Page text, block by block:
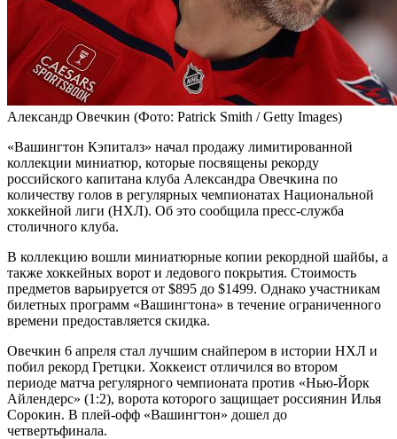
Александр Овечкин (Фото: Patrick Smith / Getty Images)
«Вашингтон Кэпиталз» начал продажу лимитированной
коллекции миниатюр, которые посвящены рекорду
российского капитана клуба Александра Овечкина по
количеству голов в регулярных чемпионатах Национальной
хоккейной лиги (НХЛ). Об это сообщила пресс-служба
столичного клуба.
В коллекцию вошли миниатюрные копии рекордной шайбы, а
также хоккейных ворот и ледового покрытия. Стоимость
предметов варьируется от $895 до $1499. Однако участникам
билетных программ «Вашингтона» в течение ограниченного
времени предоставляется скидка.
Овечкин 6 апреля стал лучшим снайпером в истории НХЛ и
побил рекорд Гретцки. Хоккеист отличился во втором
периоде матча регулярного чемпионата против «Нью-Йорк
Айлендерс» (1:2), ворота которого защищает россиянин Илья
Сорокин. В плей-офф «Вашингтон» дошел до
четвертьфинала.